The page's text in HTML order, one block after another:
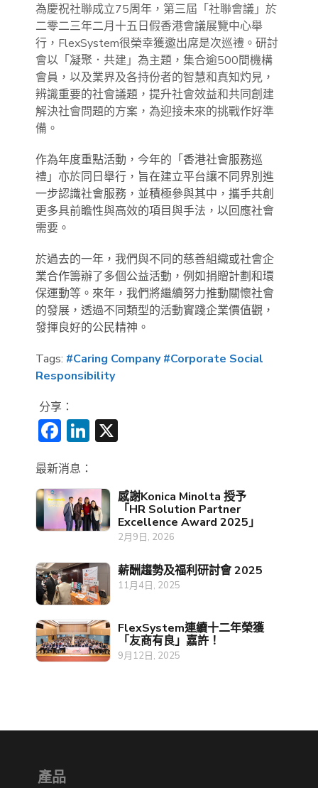
為慶祝社聯成立75周年，第三屆「社聯會議」於
二零二三年二月十五日假香港會議展覽中心舉
行，FlexSystem很榮幸獲邀出席是次巡禮。研討
會以「凝聚．共建」為主題，集合逾500間機構
會員，以及業界及各持份者的智慧和真知灼見，
辨識重要的社會議題，提升社會效益和共同創建
解決社會問題的方案，為迎接未來的挑戰作好準
備。
作為年度重點活動，今年的「香港社會服務巡
禮」亦於同日舉行，旨在建立平台讓不同界別進
一步認識社會服務，並積極參與其中，攜手共創
更多具前瞻性與高效的項目與手法，以回應社會
需要。
於過去的一年，我們與不同的慈善組織或社會企
業合作籌辦了多個公益活動，例如捐贈計劃和環
保運動等。來年，我們將繼續努力推動關懷社會
的發展，透過不同類型的活動實踐企業價值觀，
發揮良好的公民精神。
Tags: #Caring Company #Corporate Social
Responsibility
分享：
Facebook
LinkedIn
最新消息：
感謝Konica Minolta 授予
「HR Solution Partner
Excellence Award 2025」
2月9日, 2026
薪酬趨勢及福利研討會 2025
11月4日, 2025
FlexSystem連續十二年榮獲
「友商有良」嘉許！
9月12日, 2025
產品